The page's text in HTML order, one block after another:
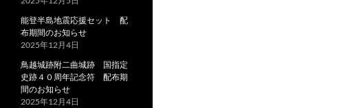
能登半島地震応援セット 配
布期間のお知らせ
2025年12月4日
鳥越城跡附二曲城跡 国指定
史跡４０周年記念符 配布期
間のお知らせ
2025年12月4日